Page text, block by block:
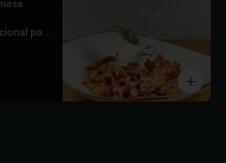
pan